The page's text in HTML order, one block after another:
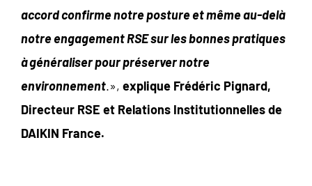
accord confirme notre posture et même au-delà
notre engagement RSE sur les bonnes pratiques
à généraliser pour préserver notre
environnement.», explique Frédéric Pignard,
Directeur RSE et Relations Institutionnelles de
DAIKIN France.